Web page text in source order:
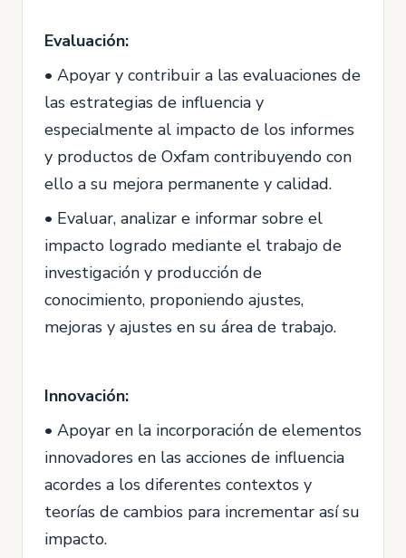
Evaluación:
• Apoyar y contribuir a las evaluaciones de
las estrategias de influencia y
especialmente al impacto de los informes
y productos de Oxfam contribuyendo con
ello a su mejora permanente y calidad.
• Evaluar, analizar e informar sobre el
impacto logrado mediante el trabajo de
investigación y producción de
conocimiento, proponiendo ajustes,
mejoras y ajustes en su área de trabajo.
Innovación:
• Apoyar en la incorporación de elementos
innovadores en las acciones de influencia
acordes a los diferentes contextos y
teorías de cambios para incrementar así su
impacto.